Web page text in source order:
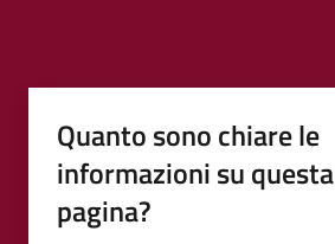
Quanto sono chiare le
informazioni su questa
pagina?